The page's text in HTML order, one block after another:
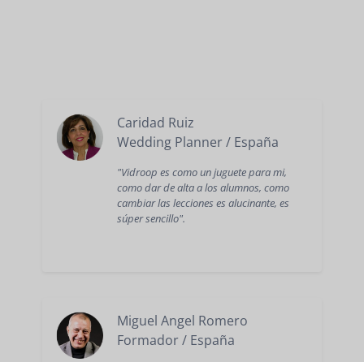
Caridad Ruiz
Wedding Planner / España
"Vidroop es como un juguete para mi,
como dar de alta a los alumnos, como
cambiar las lecciones es alucinante, es
súper sencillo".
Miguel Angel Romero
Formador / España